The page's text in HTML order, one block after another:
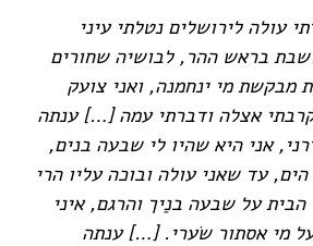
עולה לירושלים נטלתי עיני
בראש ההר, לבושיה שחורים
מבקשת מי ינחמנה, ואני צועק
אצלה ודברתי עמה […] ענתה
אני היא שהיו לי שבעה בנים,
עד שאני עולה ובוכה עליו הרי
על שבעה בנַיך והרגם, איני
מי אסתור שׂערי. […] ענתה